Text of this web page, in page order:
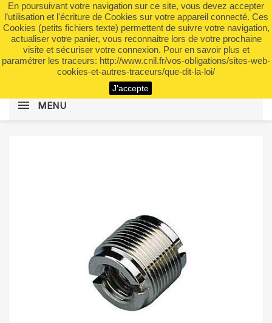
En poursuivant votre navigation sur ce site, vous devez accepter
l’utilisation et l'écriture de Cookies sur votre appareil connecté. Ces
Cookies (petits fichiers texte) permettent de suivre votre navigation,
actualiser votre panier, vous reconnaitre lors de votre prochaine
visite et sécuriser votre connexion. Pour en savoir plus et
paramétrer les traceurs: http://www.cnil.fr/vos-obligations/sites-web-
cookies-et-autres-traceurs/que-dit-la-loi/
J'accepte
 shopping_cart (0)

search
MENU